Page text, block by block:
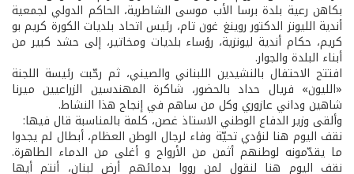
بكاهن رعية بلدة برسا الأب موسى الشاطرية، الحاكم الدولي لجمعية
أندية الليونز الدكتور روينغ غون تام، رئيس اتحاد بلديات الكورة كريم بو
كريم، حكام أندية ليونزية، رؤساء بلديات ومخاتير، إلى حشد كبير من
أبناء البلدة والجوار.
افتتح الاحتفال بالنشيدين اللبناني والصيني، ثم رحّبت رئيسة اللجنة
«الليون» فريال حداد بالحضور، شاكرة المهندسين الزراعيين ميرنا
شاهين وداني عازوري وكل من ساهم في إنجاح هذا النشاط.
وألقى وزير الدفاع الوطني الاستاذ غصن، كلمة بالمناسبة قال فيها:
نقف اليوم هنا لنؤدي تحيّة وفاء لرجال الوطن العظام، أبطال لم يجدوا
ما يقدّمونه لوطنهم أثمن من الأرواح و أغلى من الدماء الطاهرة.
نقف اليوم هنا لنقول لمن رووا بدمائهم أرض لبنان، أنتم أيها